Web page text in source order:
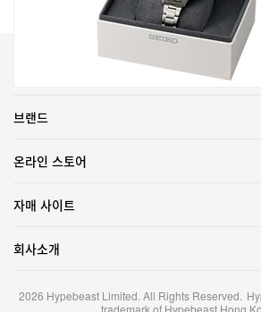
브랜드
온라인 스토어
자매 사이트
회사소개
2026 Hypebeast Limited. All Rights Reserved.